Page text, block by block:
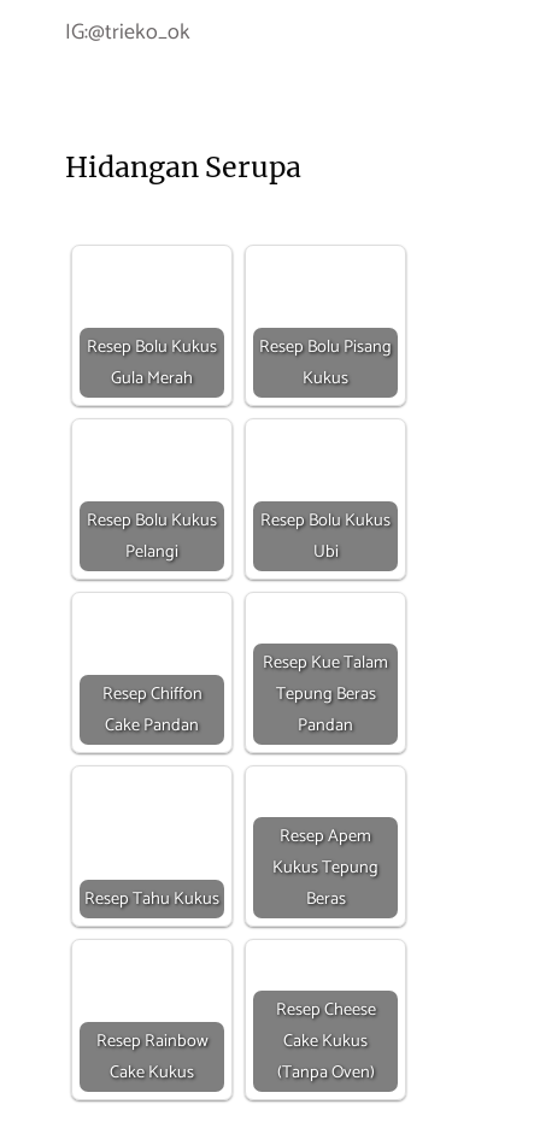
IG:@trieko_ok
Hidangan Serupa
Resep Bolu Kukus
Gula Merah
Resep Bolu Pisang
Kukus
Resep Bolu Kukus
Pelangi
Resep Bolu Kukus
Ubi
Resep Chiffon
Cake Pandan
Resep Kue Talam
Tepung Beras
Pandan
Resep Tahu Kukus
Resep Apem
Kukus Tepung
Beras
Resep Rainbow
Cake Kukus
Resep Cheese
Cake Kukus
(Tanpa Oven)